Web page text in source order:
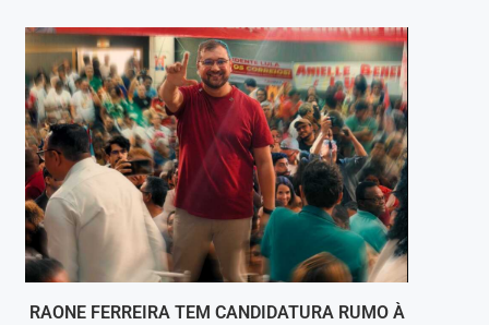
RAONE FERREIRA TEM CANDIDATURA RUMO À